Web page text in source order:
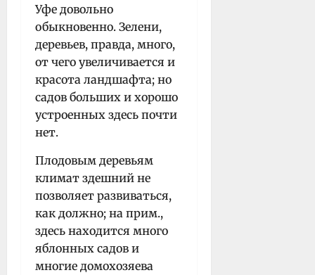
Уфе довольно
обыкновенно. Зелени,
деревьев, правда, много,
от чего увеличивается и
красота ландшафта; но
садов больших и хорошо
устроенных здесь почти
нет.
Плодовым деревьям
климат здешний не
позволяет развиваться,
как должно; на прим.,
здесь находится много
яблонных садов и
многие домохозяева